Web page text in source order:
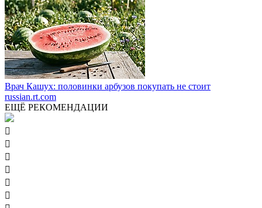
Врач Кашух: половинки арбузов покупать не стоит
russian.rt.com
ЕЩЁ РЕКОМЕНДАЦИИ





